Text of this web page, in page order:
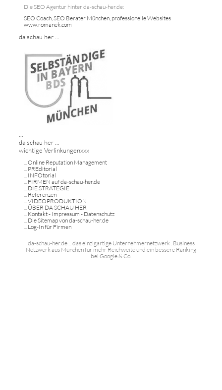
Die SEO Agentur hinter da-schau-her.de:
SEO Coach, SEO Berater München, professionelle Websites
www.romanek.com
da schau her ...
da schau her ...
wichtige Verlinkungenxxx
...Online Reputation Management
... PREditorial
... INFOtorial
... FIRMEN auf da-schau-her.de
... DIE STRATEGIE
... Referenzen
...VIDEOPRODUKTION
... ÜBER DA SCHAU HER
... Kontakt - Impressum - Datenschutz
... Die Sitemap von da-schau-her.de
... Log-In für Firmen
da-schau-her.de ... das einzigartige Unternehmernetzwerk . Business
Netzwerk aus München für mehr Reichweite und ein bessere Ranking
bei Google & Co.